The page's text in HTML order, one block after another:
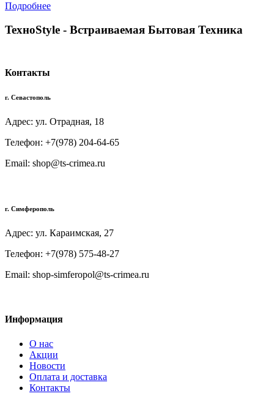
Подробнее
TexноStyle - Встраиваемая Бытовая Техника
Контакты
г. Севастополь
Адрес: ул. Отрадная, 18
Телефон: +7(978) 204-64-65
Email: shop@ts-crimea.ru
г. Симферополь
Адрес: ул. Караимская, 27
Телефон: +7(978) 575-48-27
Email: shop-simferopol@ts-crimea.ru
Информация
О нас
Акции
Новости
Оплата и доставка
Контакты